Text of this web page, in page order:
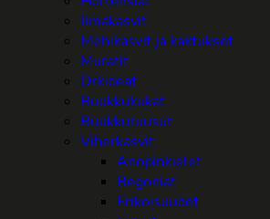
Ilmakasvit
Mehikasvit ja kaktukset
Muratit
Orkideat
Ruukkukukat
Ruukkuruusut
Viherkasvit
Anopinkielet
Begoniat
Erikoisuudet